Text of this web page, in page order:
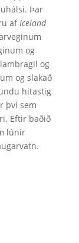
Þar
afIceland
og
og
og slakað
hitastig
því sem
Eftir baðið
lúnir